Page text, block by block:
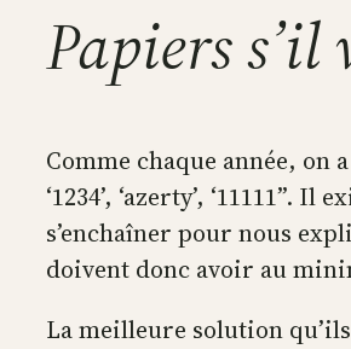
Papiers
Comme chaque année, on
‘1234’, ‘azerty’, ‘11111”.
s’enchaîner pour nous
doivent donc avoir au
La meilleure solution